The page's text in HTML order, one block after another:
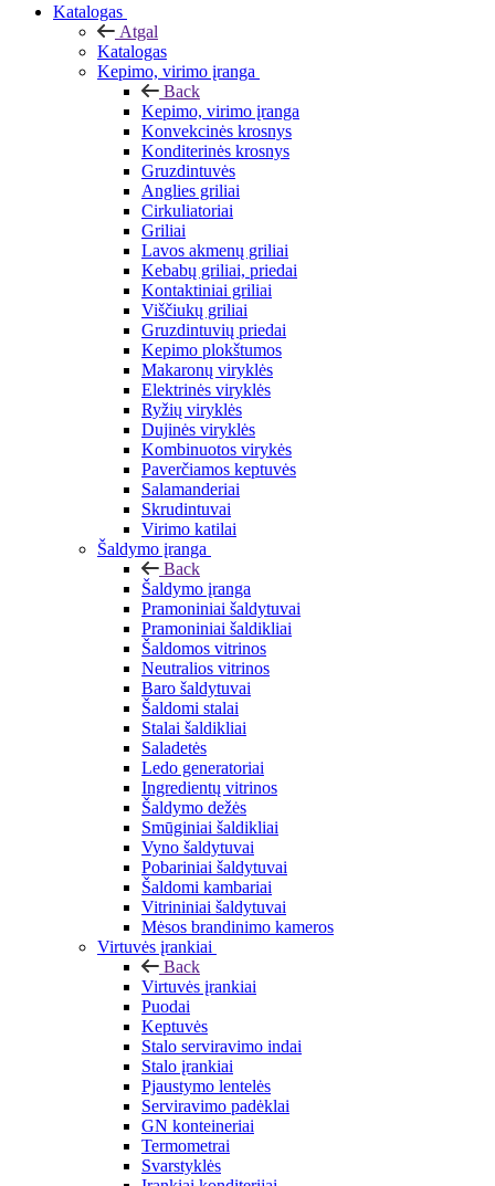
Katalogas
Atgal
Katalogas
Kepimo, virimo įranga
Back
Kepimo, virimo įranga
Konvekcinės krosnys
Konditerinės krosnys
Gruzdintuvės
Anglies griliai
Cirkuliatoriai
Griliai
Lavos akmenų griliai
Kebabų griliai, priedai
Kontaktiniai griliai
Viščiukų griliai
Gruzdintuvių priedai
Kepimo plokštumos
Makaronų viryklės
Elektrinės viryklės
Ryžių viryklės
Dujinės viryklės
Kombinuotos virykės
Paverčiamos keptuvės
Salamanderiai
Skrudintuvai
Virimo katilai
Šaldymo įranga
Back
Šaldymo įranga
Pramoniniai šaldytuvai
Pramoniniai šaldikliai
Šaldomos vitrinos
Neutralios vitrinos
Baro šaldytuvai
Šaldomi stalai
Stalai šaldikliai
Saladetės
Ledo generatoriai
Ingredientų vitrinos
Šaldymo dežės
Smūginiai šaldikliai
Vyno šaldytuvai
Pobariniai šaldytuvai
Šaldomi kambariai
Vitrininiai šaldytuvai
Mėsos brandinimo kameros
Virtuvės įrankiai
Back
Virtuvės įrankiai
Puodai
Keptuvės
Stalo serviravimo indai
Stalo įrankiai
Pjaustymo lentelės
Serviravimo padėklai
GN konteineriai
Termometrai
Svarstyklės